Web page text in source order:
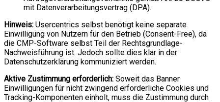
mit Datenverarbeitungsvertrag (DPA).
Hinweis: Usercentrics selbst benötigt keine separate
Einwilligung von Nutzern für den Betrieb (Consent-Free), da
die CMP-Software selbst Teil der Rechtsgrundlage-
Nachweisführung ist. Jedoch sollte dies klar in der
Datenschutzerklärung kommuniziert werden.
Aktive Zustimmung erforderlich: Soweit das Banner
Einwilligungen für nicht zwingend erforderliche Cookies und
Tracking-Komponenten einholt, muss die Zustimmung durch